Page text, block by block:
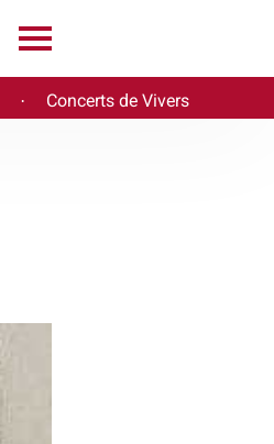
· Concerts de Vivers